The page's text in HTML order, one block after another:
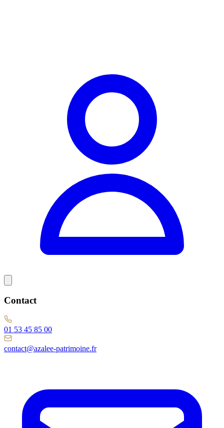
Contact
01 53 45 85 00
contact@azalee-patrimoine.fr